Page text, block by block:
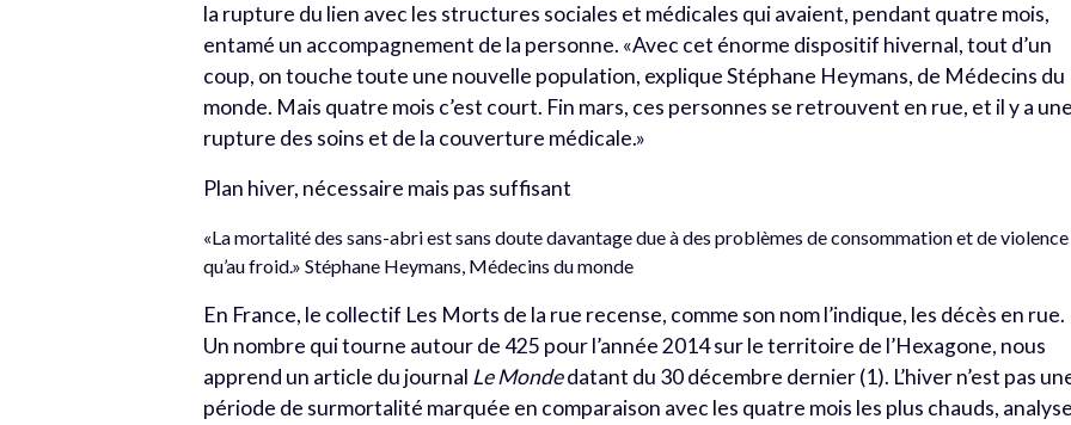
la rupture du lien avec les structures sociales et médicales qui avaient, pendant quatre mois,
entamé un accompagnement de la personne. «Avec cet énorme dispositif hivernal, tout d’un
coup, on touche toute une nouvelle population, explique Stéphane Heymans, de Médecins du
monde. Mais quatre mois c’est court. Fin mars, ces personnes se retrouvent en rue, et il y a une
rupture des soins et de la couverture médicale.»
Plan hiver, nécessaire mais pas suffisant
«La mortalité des sans-abri est sans doute davantage due à des problèmes de consommation et de violence
qu’au froid.» Stéphane Heymans, Médecins du monde
En France, le collectif Les Morts de la rue recense, comme son nom l’indique, les décès en rue.
Un nombre qui tourne autour de 425 pour l’année 2014 sur le territoire de l’Hexagone, nous
apprend un article du journal Le Mondedatant du 30 décembre dernier (1). L’hiver n’est pas
période de surmortalité marquée en comparaison avec les quatre mois les plus chauds, analyse